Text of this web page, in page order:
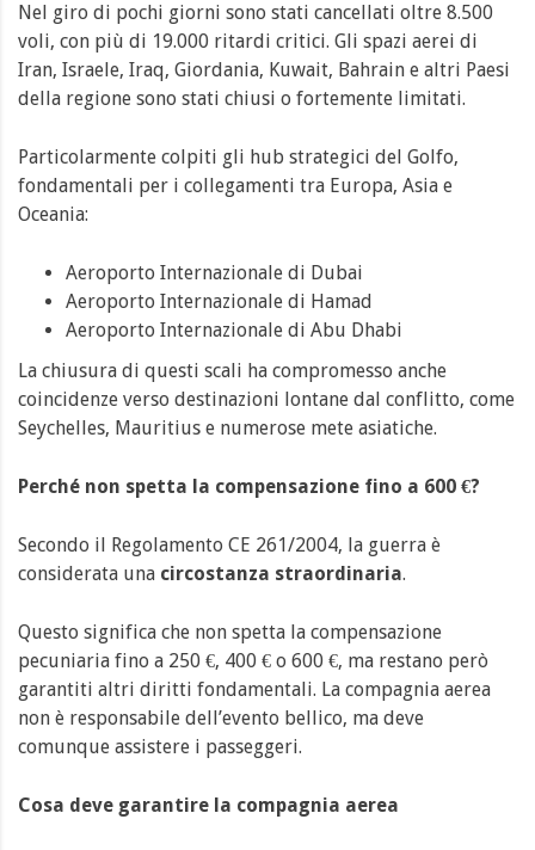
Nel giro di pochi giorni sono stati cancellati oltre 8.500
voli, con più di 19.000 ritardi critici. Gli spazi aerei di
Iran, Israele, Iraq, Giordania, Kuwait, Bahrain e altri Paesi
della regione sono stati chiusi o fortemente limitati.
Particolarmente colpiti gli hub strategici del Golfo,
fondamentali per i collegamenti tra Europa, Asia e
Oceania:
Aeroporto Internazionale di Dubai
Aeroporto Internazionale di Hamad
Aeroporto Internazionale di Abu Dhabi
La chiusura di questi scali ha compromesso anche
coincidenze verso destinazioni lontane dal conflitto, come
Seychelles, Mauritius e numerose mete asiatiche.
Perché non spetta la compensazione fino a 600 €?
Secondo il Regolamento CE 261/2004, la guerra è
considerata una circostanza straordinaria.
Questo significa che non spetta la compensazione
pecuniaria fino a 250 €, 400 € o 600 €, ma restano però
garantiti altri diritti fondamentali. La compagnia aerea
non è responsabile dell’evento bellico, ma deve
comunque assistere i passeggeri.
Cosa deve garantire la compagnia aerea